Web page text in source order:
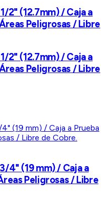
2" (12.7mm) / Caja a
Peligrosas / Libre
2" (12.7mm) / Caja a
Peligrosas / Libre
4" (19 mm) / Caja a
Peligrosas / Libre